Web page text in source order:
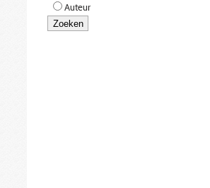
Auteur